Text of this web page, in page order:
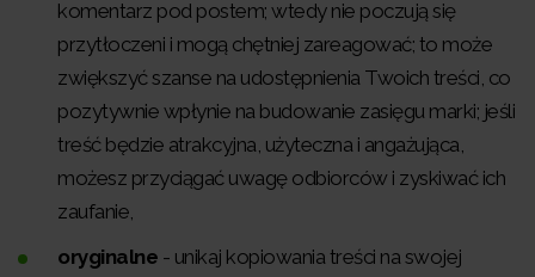
komentarz pod postem; wtedy nie poczują się
przytłoczeni i mogą chętniej zareagować; to może
zwiększyć szanse na udostępnienia Twoich treści, co
pozytywnie wpłynie na budowanie zasięgu marki; jeśli
treść będzie atrakcyjna, użyteczna i angażująca,
możesz przyciągać uwagę odbiorców i zyskiwać ich
zaufanie,
oryginalne - unikaj kopiowania treści na swojej